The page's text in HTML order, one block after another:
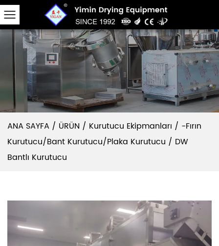
ANA SAYFA / ÜRÜN / Kurutucu Ekipmanları / -Fırın
Kurutucu/Bant Kurutucu/Plaka Kurutucu / DW
Bantlı Kurutucu